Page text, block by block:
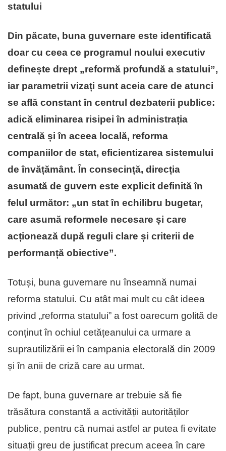
statului
Din păcate, buna guvernare este identificată
doar cu ceea ce programul noului executiv
definește drept „reformă profundă a statului”,
iar parametrii vizați sunt aceia care de atunci
se află constant în centrul dezbaterii publice:
adică eliminarea risipei în administrația
centrală și în aceea locală, reforma
companiilor de stat, eficientizarea sistemului
de învățământ. În consecință, direcția
asumată de guvern este explicit definită în
felul următor: „un stat în echilibru bugetar,
care asumă reformele necesare și care
acționează după reguli clare și criterii de
performanță obiective”.
Totuși, buna guvernare nu înseamnă numai
reforma statului. Cu atât mai mult cu cât ideea
privind „reforma statului” a fost oarecum golită de
conținut în ochiul cetățeanului ca urmare a
suprautilizării ei în campania electorală din 2009
și în anii de criză care au urmat.
De fapt, buna guvernare ar trebuie să fie
trăsătura constantă a activității autorităților
publice, pentru că numai astfel ar putea fi evitate
situații greu de justificat precum aceea în care